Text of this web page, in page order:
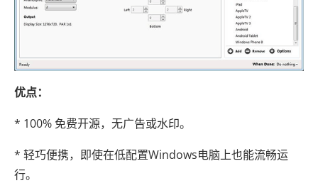
优点：
* 100% 免费开源，无广告或水印。
* 轻巧便携，即使在低配置Windows电脑上也能流畅运
行。